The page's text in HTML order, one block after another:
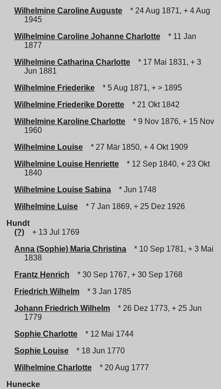
Wilhelmine Caroline Auguste
* 24 Aug 1871, + 4 Aug
1945
Wilhelmine Caroline Johanne Charlotte
* 11 Jan
1877
Wilhelmine Catharina Charlotte
* 17 Mai 1831, + 3
Jun 1881
Wilhelmine Friederike
* 5 Aug 1871, + > 1895
Wilhelmine Friederike Dorette
* 21 Okt 1842
Wilhelmine Karoline Charlotte
* 9 Nov 1876, + 15 Nov
1960
Wilhelmine Louise
* 27 Mär 1850, + 4 Okt 1909
Wilhelmine Louise Henriette
* 12 Sep 1840, + 23 Okt
1840
Wilhelmine Louise Sabina
* Jun 1748
Wilhelmine Luise
* 7 Jan 1869, + 25 Dez 1926
Hundt
(?)
+ 13 Jul 1769
Anna (Sophie) Maria Christina
* 10 Sep 1781, + 3 Mai
1838
Frantz Henrich
* 30 Sep 1767, + 30 Sep 1768
Friedrich Wilhelm
* 3 Jan 1785
Johann Friedrich Wilhelm
* 26 Dez 1773, + 25 Jun
1779
Sophie Charlotte
* 12 Mai 1744
Sophie Louise
* 18 Jun 1770
Wilhelmine Charlotte
* 20 Aug 1777
Hunecke